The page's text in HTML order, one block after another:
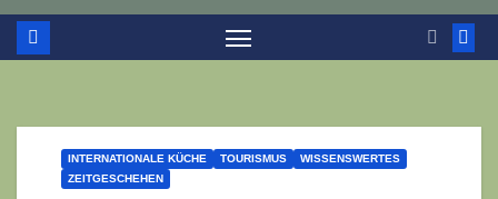
INTERNATIONALE KÜCHE TOURISMUS
WISSENSWERTES
ZEITGESCHEHEN